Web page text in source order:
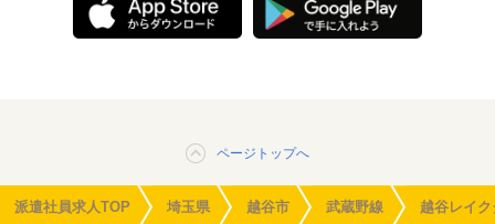
ページトップへ
派遣社員求人TOP 埼玉県 越谷市 武蔵野線 越谷レイ